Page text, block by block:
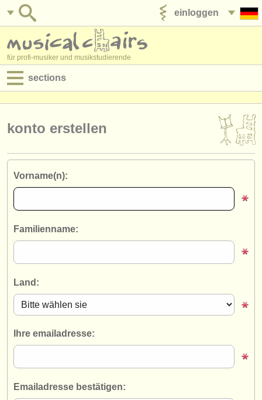
einloggen
für profi-musiker und musikstudierende
sections
jobs - verwaltung
kurse
gestohlene instrumente
musikhochschulen
jugendorchester
konto erstellen
Vorname(n):
Familienname:
Land:
Ihre emailadresse:
Emailadresse bestätigen: